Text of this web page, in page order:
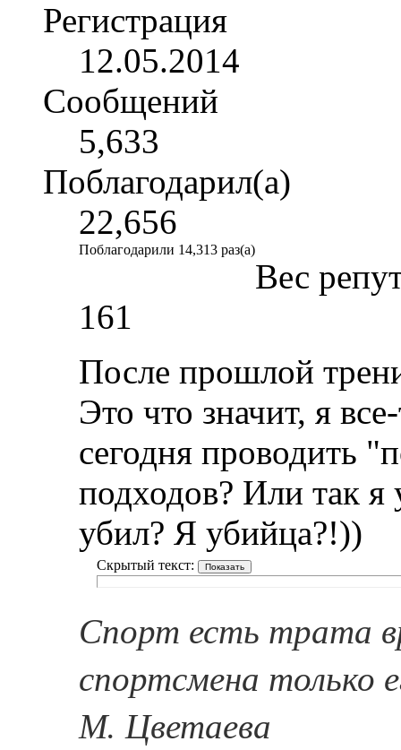
Регистрация
12.05.2014
Сообщений
5,633
Поблагодарил(а)
22,656
Поблагодарили 14,313 раз(а)
Вес
161
После прошлой
Это что значит, я
сегодня проводить
подходов? Или так
убил? Я убийца?!))
Скрытый текст:
Спорт есть трата
спортсмена только
М. Цветаева